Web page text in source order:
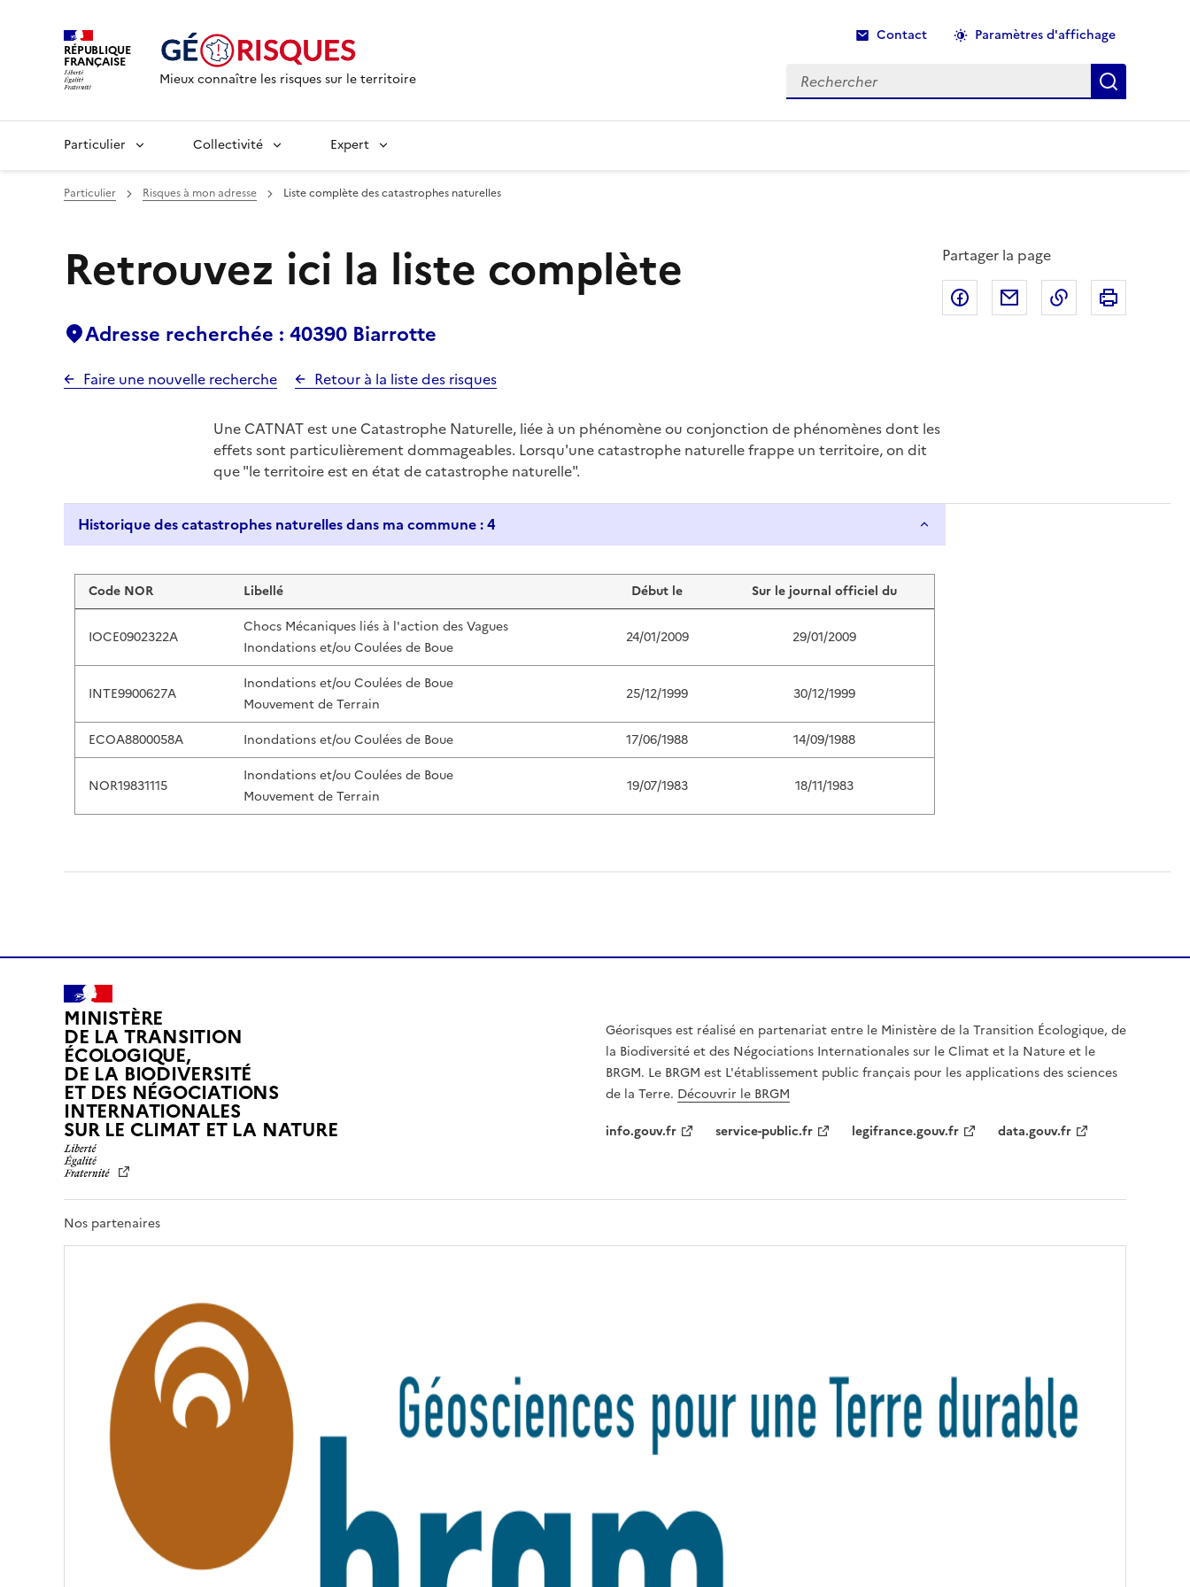
RÉPUBLIQUE
FRANÇAISE
Mieux connaître les risques sur le territoire
Contact Paramètres d'affichage
Rechercher Recherche
Particulier Collectivité Expert
Particulier Risques à mon adresse Liste complète des catastrophes naturelles
Retrouvez ici la liste complète
Adresse recherchée : 40390 Biarrotte
Faire une nouvelle recherche Retour à la liste des risques
Partager la page
Partager sur Facebook
Partager par email
Copier dans le
Une CATNAT est une Catastrophe Naturelle, liée à un phénomène ou conjonction de phénomènes dont les
effets sont particulièrement dommageables. Lorsqu'une catastrophe naturelle frappe un territoire, on dit
que "le territoire est en état de catastrophe naturelle".
Historique des catastrophes naturelles dans ma commune : 4
Liste de résultats
Code NOR Libellé Début le Sur le journal officiel du
IOCE0902322A
Chocs Mécaniques liés à l'action des Vagues
Inondations et/ou Coulées de Boue
24/01/2009 29/01/2009
INTE9900627A
Inondations et/ou Coulées de Boue
Mouvement de Terrain
25/12/1999 30/12/1999
ECOA8800058A Inondations et/ou Coulées de Boue 17/06/1988 14/09/1988
NOR19831115
Inondations et/ou Coulées de Boue
Mouvement de Terrain
19/07/1983 18/11/1983
MINISTÈRE
DE LA TRANSITION
ÉCOLOGIQUE,
DE LA BIODIVERSITÉ
ET DES NÉGOCIATIONS
INTERNATIONALES
SUR LE CLIMAT ET LA NATUREL
R
É
R
R
N
T
Géorisques est réalisé en partenariat entre le Ministère de la Transition Écologique, de
la Biodiversité et des Négociations Internationales sur le Climat et la Nature et le
BRGM. Le BRGM est L'établissement public français pour les applications des sciences
de la Terre. Découvrir le BRGM
info.gouv.fr
service-public.fr legifrance.gouv.fr data.gouv.fr
Nos partenaires